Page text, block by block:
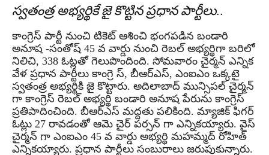
స్వతంత్ర అభ్యర్థికే జై కొట్టిన ప్రధాన పార్టీలు..
కాంగ్రెస్ పార్టీ నుంచి టికెట్ ఆశించి భంగపడిన బండారి
అనూష -సంతోష్ 45 వ వార్డు నుంచి రెబల్ అభ్యర్థిగా బరిలో
నిలిచి, 338 ఓట్లతో గెలుపొందింది. సోమవారం చైర్మన్ ఎన్నిక
వేళ ప్రధాన పార్టీలు కాంగ్రె స్, బీఆర్ఎస్, ఎంఐఎం ఒక్కటై
స్వతంత్ర అభ్యర్థికి జై కొట్టారు. అదిలాబాద్ మున్సిపల్ చైర్మన్
గా కాంగ్రెస్ రెబల్ అభ్యర్థి బండారి అనూష పేరును కాంగ్రెస్
ప్రతిపాదించింది. బీఆర్ఎస్ మద్దతు పలికింది. మ్యాజిక్ ఫిగర్
ఓట్లు 27 రావడంతో ఆమె చైర్ పర్సన్ గా ఎన్నికయ్యారు. వైస్
చైర్మన్ గా ఎంఐఎం 45 వ వార్డు అభ్యర్థి మహమ్మద్ రోహిత్
ఎన్నికయ్యారు. ప్రధాన పార్టీలు సంబురాలు జరుపుకున్నారు.